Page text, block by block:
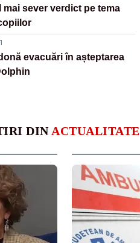
mai sever verdict pe tema
evacuări în așteptarea
DIN ACTUALITATE